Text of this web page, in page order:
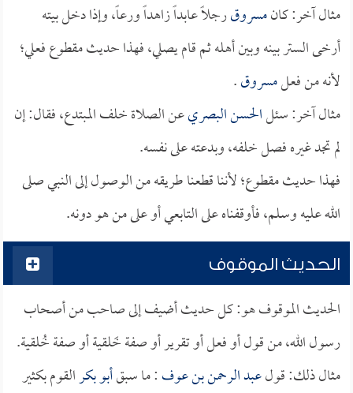
مثال آخر: كانمسروقرجلاً عابداً زاهداً ورعاً، وإذا دخل بيته
أرخى الستر بينه وبين أهله ثم قام يصلي، فهذا حديث مقطوع فعلي؛
لأنه من فعلمسروق.
مثال آخر: سئلالحسن البصريعن الصلاة خلف المبتدع، فقال: إن
لم تجد غيره فصل خلفه، وبدعته على نفسه.
فهذا حديث مقطوع؛ لأننا قطعنا طريقه من الوصول إلى النبي صلى
الله عليه وسلم، فأوقفناه على التابعي أو على من هو دونه.
الحديث الموقوف
الحديث الموقوف هو: كل حديث أضيف إلى صاحب من أصحاب
رسول الله، من قول أو فعل أو تقرير أو صفة خَلقية أو صفة خُلقية.
مثال ذلك: قولعبد الرحمن بن عوف: ما سبقأبو بكرالقوم بكثير